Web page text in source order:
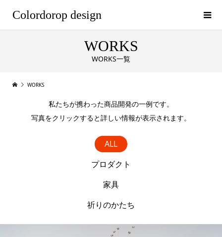
Colordorop design
WORKS
WORKS一覧
WORKS
私たちが携わった商品開発の一例です。
写真をクリックすると詳しい情報が表示されます。
ALL
プロダクト
家具
祈りのかたち